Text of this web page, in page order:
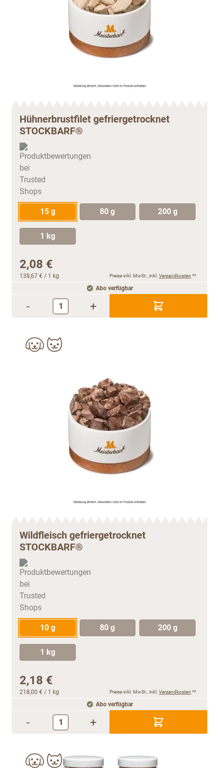
Hühnerbrustfilet gefriergetrocknet
STOCKBARF®
15 g 80 g 200 g
1 kg
2,08 €
138,67 € / 1 kg Preise inkl. MwSt., inkl. Versandkosten **
Abo verfügbar
- +
Wildfleisch gefriergetrocknet
STOCKBARF®
10 g 80 g 200 g
1 kg
2,18 €
218,00 € / 1 kg Preise inkl. MwSt., inkl. Versandkosten **
Abo verfügbar
- +